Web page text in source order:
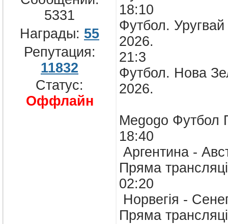
5331
Награды: 55
Репутация:
11832
Статус:
Оффлайн
18:10
Футбол.
2026.
21:3
Футбол. Нова
2026.
Megogo
18:40
Аргентина -
Пряма
02:20
Норвегія -
Пряма